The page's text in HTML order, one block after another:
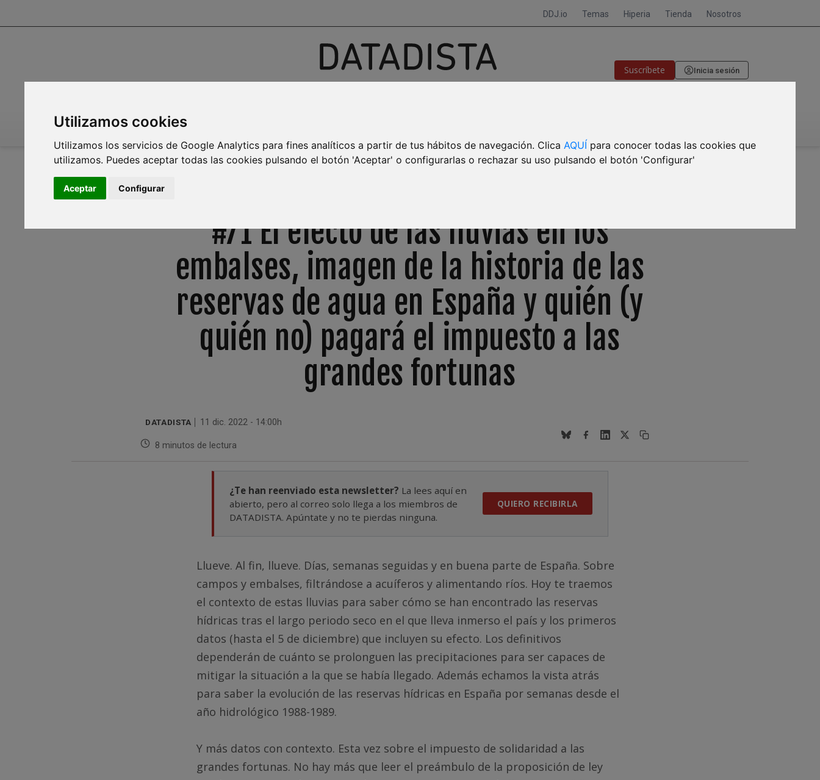
Utilizamos cookies
Utilizamos los servicios de Google Analytics para fines analíticos a partir de tus hábitos de navegación. ClicaAQUÍ para conocer todas las cookies que
utilizamos. Puedes aceptar todas las cookies pulsando el botón 'Aceptar' o configurarlas o rechazar su uso pulsando el botón 'Configurar'
Aceptar Configurar
DDJ.io Temas Hiperia Tienda Nosotros
Suscríbete Inicia sesión
INICIO INFOAGUA MEDIO AMBIENTE
#71 El efecto de las lluvias en los
embalses, imagen de la historia de las
reservas de agua en España y quién (y
quién no) pagará el impuesto a las
grandes fortunas
DATADISTA 11 dic. 2022 - 14:00h
8 minutos de lectura
¿Te han reenviado esta newsletter? La lees aquí en
abierto, pero al correo solo llega a los miembros de
DATADISTA. Apúntate y no te pierdas ninguna.
QUIERO RECIBIRLA
Llueve. Al fin, llueve. Días, semanas seguidas y en buena parte de España. Sobre
campos y embalses, filtrándose a acuíferos y alimentando ríos. Hoy te traemos
el contexto de estas lluvias para saber cómo se han encontrado las reservas
hídricas tras el largo periodo seco en el que lleva inmerso el país y los primeros
datos (hasta el 5 de diciembre) que incluyen su efecto. Los definitivos
dependerán de cuánto se prolonguen las precipitaciones para ser capaces de
mitigar la situación a la que se había llegado. Además echamos la vista atrás
para saber la evolución de las reservas hídricas en España por semanas desde el
año hidrológico 1988-1989.
Y más datos con contexto. Esta vez sobre el impuesto de solidaridad a las
grandes fortunas. No hay más que leer el preámbulo de la proposición de ley